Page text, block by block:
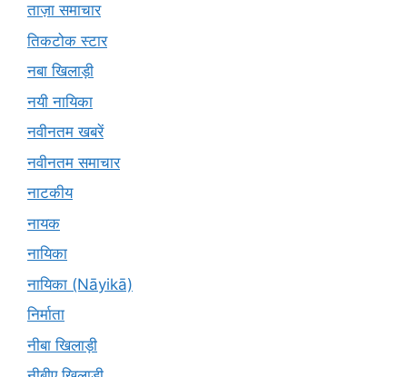
ताज़ा समाचार
तिकटोक स्टार
नबा खिलाड़ी
नयी नायिका
नवीनतम खबरें
नवीनतम समाचार
नाटकीय
नायक
नायिका
नायिका (Nāyikā)
निर्माता
नीबा खिलाड़ी